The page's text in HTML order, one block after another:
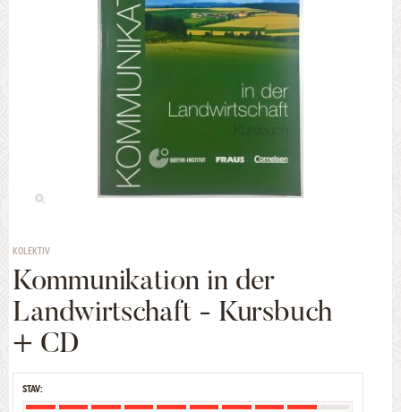
KOLEKTIV
Kommunikation in der
Landwirtschaft - Kursbuch
+ CD
STAV: